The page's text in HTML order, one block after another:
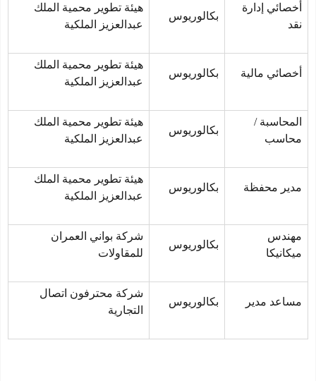
أخصائي إدارة
نقد
بكالوريوس
هيئة تطوير محمية الملك
عبدالعزيز الملكية
أخصائي مالية بكالوريوس
هيئة تطوير محمية الملك
عبدالعزيز الملكية
المحاسبة /
محاسب
بكالوريوس
هيئة تطوير محمية الملك
عبدالعزيز الملكية
مدير محفظة بكالوريوس
هيئة تطوير محمية الملك
عبدالعزيز الملكية
مهندس
ميكانيكا
بكالوريوس
شركة بواني العمران
للمقاولات
مساعد مدير بكالوريوس
شركة محترفون اتصال
التجارية